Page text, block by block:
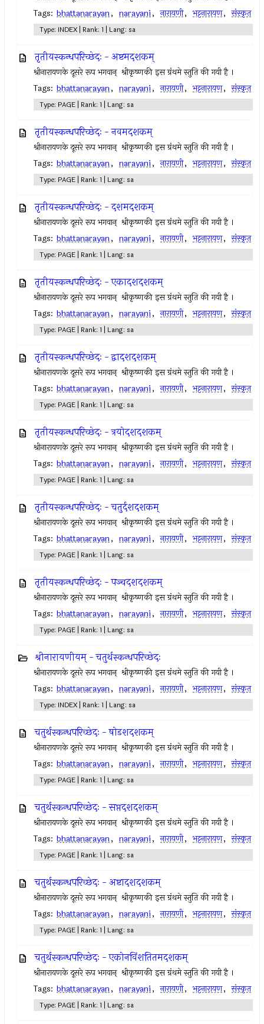
Tags: bhattanarayan, narayani, नारायणी, भट्टनारायण, संस्कृत
Type: INDEX | Rank: 1 | Lang: sa
तृतीयस्कन्धपरिच्छेदः - अष्टमदशकम्
श्रीनारायणके दूसरे रूप भगवान् ‍ श्रीकृष्णकी इस ग्रंथमे स्तुति की गयी है ।
Tags: bhattanarayan, narayani, नारायणी, भट्टनारायण, संस्कृत
Type: PAGE | Rank: 1 | Lang: sa
तृतीयस्कन्धपरिच्छेदः - नवमदशकम्
श्रीनारायणके दूसरे रूप भगवान् ‍ श्रीकृष्णकी इस ग्रंथमे स्तुति की गयी है ।
Tags: bhattanarayan, narayani, नारायणी, भट्टनारायण, संस्कृत
Type: PAGE | Rank: 1 | Lang: sa
तृतीयस्कन्धपरिच्छेदः - दशमदशकम्
श्रीनारायणके दूसरे रूप भगवान् ‍ श्रीकृष्णकी इस ग्रंथमे स्तुति की गयी है ।
Tags: bhattanarayan, narayani, नारायणी, भट्टनारायण, संस्कृत
Type: PAGE | Rank: 1 | Lang: sa
तृतीयस्कन्धपरिच्छेदः - एकादशदशकम्
श्रीनारायणके दूसरे रूप भगवान् ‍ श्रीकृष्णकी इस ग्रंथमे स्तुति की गयी है ।
Tags: bhattanarayan, narayani, नारायणी, भट्टनारायण, संस्कृत
Type: PAGE | Rank: 1 | Lang: sa
तृतीयस्कन्धपरिच्छेदः - द्वादशदशकम्
श्रीनारायणके दूसरे रूप भगवान् ‍ श्रीकृष्णकी इस ग्रंथमे स्तुति की गयी है ।
Tags: bhattanarayan, narayani, नारायणी, भट्टनारायण, संस्कृत
Type: PAGE | Rank: 1 | Lang: sa
तृतीयस्कन्धपरिच्छेदः - त्रयोदशदशकम्
श्रीनारायणके दूसरे रूप भगवान् ‍ श्रीकृष्णकी इस ग्रंथमे स्तुति की गयी है ।
Tags: bhattanarayan, narayani, नारायणी, भट्टनारायण, संस्कृत
Type: PAGE | Rank: 1 | Lang: sa
तृतीयस्कन्धपरिच्छेदः - चतुर्दशदशकम्
श्रीनारायणके दूसरे रूप भगवान् ‍ श्रीकृष्णकी इस ग्रंथमे स्तुति की गयी है ।
Tags: bhattanarayan, narayani, नारायणी, भट्टनारायण, संस्कृत
Type: PAGE | Rank: 1 | Lang: sa
तृतीयस्कन्धपरिच्छेदः - पञ्चदशदशकम्
श्रीनारायणके दूसरे रूप भगवान् ‍ श्रीकृष्णकी इस ग्रंथमे स्तुति की गयी है ।
Tags: bhattanarayan, narayani, नारायणी, भट्टनारायण, संस्कृत
Type: PAGE | Rank: 1 | Lang: sa
श्रीनारायणीयम् - चतुर्थस्कन्धपरिच्छेदः
श्रीनारायणके दूसरे रूप भगवान् ‍ श्रीकृष्णकी इस ग्रंथमे स्तुति की गयी है ।
Tags: bhattanarayan, narayani, नारायणी, भट्टनारायण, संस्कृत
Type: INDEX | Rank: 1 | Lang: sa
चतुर्थस्कन्धपरिच्छेदः - षोडशदशकम्
श्रीनारायणके दूसरे रूप भगवान् ‍ श्रीकृष्णकी इस ग्रंथमे स्तुति की गयी है ।
Tags: bhattanarayan, narayani, नारायणी, भट्टनारायण, संस्कृत
Type: PAGE | Rank: 1 | Lang: sa
चतुर्थस्कन्धपरिच्छेदः - सप्तदशदशकम्
श्रीनारायणके दूसरे रूप भगवान् ‍ श्रीकृष्णकी इस ग्रंथमे स्तुति की गयी है ।
Tags: bhattanarayan, narayani, नारायणी, भट्टनारायण, संस्कृत
Type: PAGE | Rank: 1 | Lang: sa
चतुर्थस्कन्धपरिच्छेदः - अष्टादशदशकम्
श्रीनारायणके दूसरे रूप भगवान् ‍ श्रीकृष्णकी इस ग्रंथमे स्तुति की गयी है ।
Tags: bhattanarayan, narayani, नारायणी, भट्टनारायण, संस्कृत
Type: PAGE | Rank: 1 | Lang: sa
चतुर्थस्कन्धपरिच्छेदः - एकोनविंशतितमदशकम्
श्रीनारायणके दूसरे रूप भगवान् ‍ श्रीकृष्णकी इस ग्रंथमे स्तुति की गयी है ।
Tags: bhattanarayan, narayani, नारायणी, भट्टनारायण, संस्कृत
Type: PAGE | Rank: 1 | Lang: sa